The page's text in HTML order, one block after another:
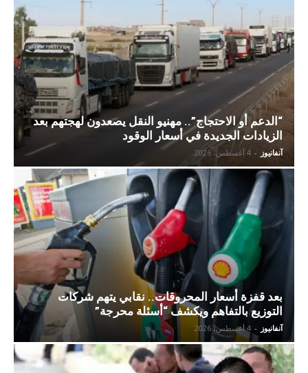
“الدعم أو الاحتجاج”.. مهنيو النقل يصعدون لهجتهم بعد
الزيادات الجديدة في أسعار الوقود
آنفانيوز - 4 أغسطس، 2026
بعد قفزة أسعار المحروقات.. نقابي يتهم شركات
التوزيع بالتفاهم ويكشف “أسئلة محرجة”
آنفانيوز - 4 أغسطس، 2026